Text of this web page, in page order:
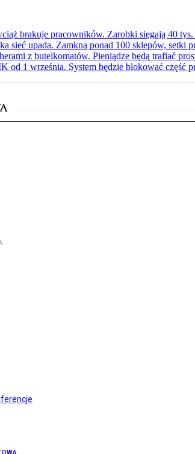
brakuje pracowników. Zarobki sięgają 40 tys.
sieć upada. Zamkną ponad 100 sklepów, setki
z butelkomatów. Pieniądze będą trafiać
od 1 września. System będzie blokować część